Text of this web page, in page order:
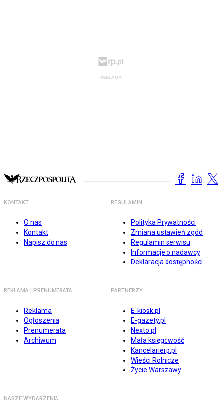
KONTAKT
O nas
Kontakt
Napisz do nas
REGULAMIN
Polityka Prywatności
Zmiana ustawień zgód
Regulamin serwisu
Informacje o nadawcy
Deklaracja dostępności
REKLAMA I PRENUMERATA
Reklama
Ogłoszenia
Prenumerata
Archiwum
PARTNERZY
E-kiosk.pl
E-gazety.pl
Nexto.pl
Mała księgowość
Kancelarierp.pl
Wieści Rolnicze
Życie Warszawy
NASZE WYDARZENIA